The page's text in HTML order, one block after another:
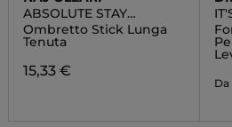
ABSOLUTE STAY
EYESHADOW
Ombretto Stick Lunga
Tenuta
15,33 €
Da